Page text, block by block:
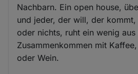
Nachbarn. Ein open house,
und jeder, der will, der
oder nichts, ruht ein wenig
Zusammenkommen mit
oder Wein.